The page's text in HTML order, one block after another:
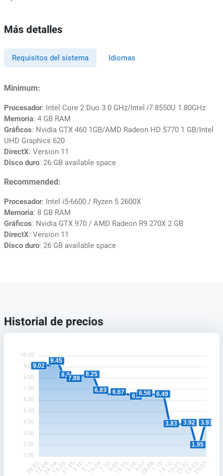
Más detalles
Requisitos del sistema Idiomas
Minimum:
Procesador: Intel Core 2 Duo 3.0 GHz/Intel i7 8550U 1.80GHz
Memoria: 4 GB RAM
Gráficos: Nvidia GTX 460 1GB/AMD Radeon HD 5770 1 GB/Intel
UHD Graphics 620
DirectX: Version 11
Disco duro: 26 GB available space
Recommended:
Procesador: Intel i5-6600 / Ryzen 5 2600X
Memoria: 8 GB RAM
Gráficos: Nvidia GTX 970 / AMD Radeon R9 270X 2 GB
DirectX: Version 11
Disco duro: 26 GB available space
Historial de precios
10.00
9.00
8.00
7.00
6.00
5.00
4.00
3.00
2.00
1.00
9.02
9.45
8.2
7.88
8.25
6.83 6.67
6.36.56 6.49
3.83 3.92
1.95
3.93
28.03.12.04.24.04.16.05.31.05.3.10.3.11.16.09.7.10.5.05.15.05.2.06.6.07.28.08.1.10.14.10.13.01.25.02.23.03.25.07.